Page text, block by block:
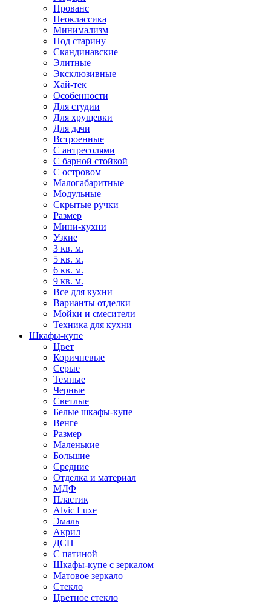
Прованс
Неоклассика
Минимализм
Под старину
Скандинавские
Элитные
Эксклюзивные
Хай-тек
Особенности
Для студии
Для хрущевки
Для дачи
Встроенные
С антресолями
С барной стойкой
С островом
Малогабаритные
Модульные
Скрытые ручки
Размер
Мини-кухни
Узкие
3 кв. м.
5 кв. м.
6 кв. м.
9 кв. м.
Все для кухни
Варианты отделки
Мойки и смесители
Техника для кухни
Шкафы-купе
Цвет
Коричневые
Серые
Темные
Черные
Светлые
Белые шкафы-купе
Венге
Размер
Маленькие
Большие
Средние
Отделка и материал
МДФ
Пластик
Alvic Luxe
Эмаль
Акрил
ДСП
С патиной
Шкафы-купе с зеркалом
Матовое зеркало
Стекло
Цветное стекло